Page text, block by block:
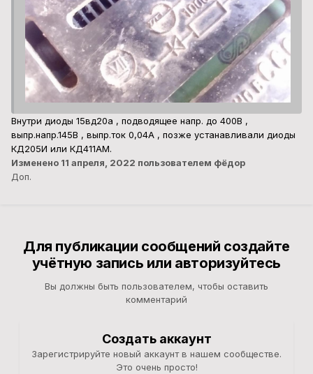
Внутри диоды 15вд20а , подводящее напр. до 400В ,
выпр.напр.145В , выпр.ток 0,04А , позже устанавливали диоды
КД205И или КД411АМ.
Изменено 11 апреля, 2022 пользователем фёдор
Доп.
Для публикации сообщений создайте
учётную запись или авторизуйтесь
Вы должны быть пользователем, чтобы оставить
комментарий
Создать аккаунт
Зарегистрируйте новый аккаунт в нашем сообществе.
Это очень просто!